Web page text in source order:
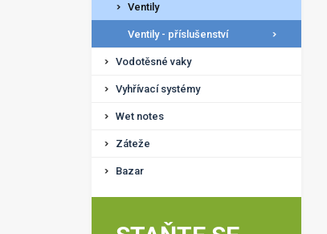
Ventily
Ventily - příslušenství
Vodotěsné vaky
Vyhřívací systémy
Wet notes
Záteže
Bazar